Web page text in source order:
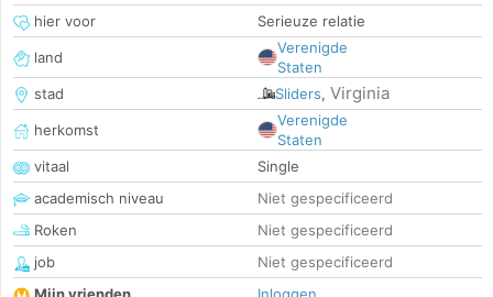
hier voor
Serieuze relatie
land
Verenigde
Staten
stad
Sliders, Virginia
herkomst
Verenigde
Staten
vitaal
Single
academisch niveau
Niet gespecificeerd
Roken
Niet gespecificeerd
job
Niet gespecificeerd